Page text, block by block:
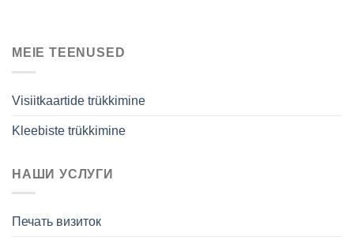
MEIE TEENUSED
Visiitkaartide trükkimine
Kleebiste trükkimine
НАШИ УСЛУГИ
Печать визиток